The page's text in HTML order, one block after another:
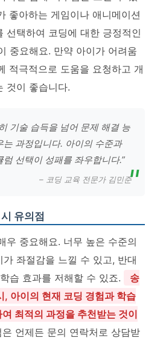
좋아하는 게임이나 애니메이션
선택하여 코딩에 대한 긍정적인
중요해요. 만약 아이가 어려움
적극적으로 도움을 요청하고 개
것이 좋습니다.
기술 습득을 넘어 문제 해결 능
는 과정입니다. 아이의 수준과
선택이 성패를 좌우합니다.”
– 코딩 교육 전문가 김민준
유의점
우 중요해요. 너무 높은 수준의
좌절감을 느낄 수 있고, 반대
습 효과를 저해할 수 있죠.
송
, 아이의 현재 코딩 경험과 학습
최적의 과정을 추천받는 것이
언제든 문의 연락처로 상담받